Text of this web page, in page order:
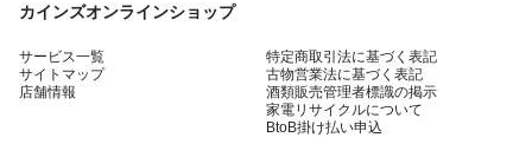
カインズオンラインショップ
サービス一覧
サイトマップ
店舗情報
特定商取引法に基づく表記
古物営業法に基づく表記
酒類販売管理者標識の掲示
家電リサイクルについて
BtoB掛け払い申込